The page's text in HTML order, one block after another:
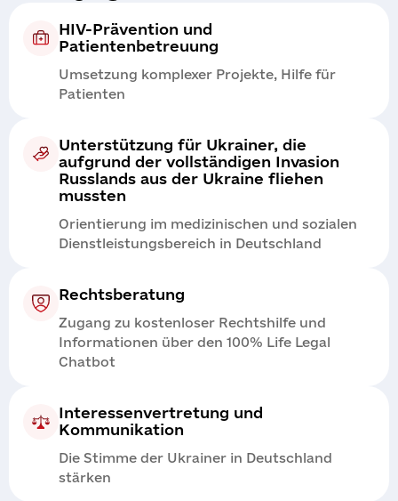
HIV-Prävention und
Patientenbetreuung
Umsetzung komplexer Projekte, Hilfe für
Patienten
Unterstützung für Ukrainer, die
aufgrund der vollständigen Invasion
Russlands aus der Ukraine fliehen
mussten
Orientierung im medizinischen und sozialen
Dienstleistungsbereich in Deutschland
Rechtsberatung
Zugang zu kostenloser Rechtshilfe und
Informationen über den 100% Life Legal
Chatbot
Interessenvertretung und
Kommunikation
Die Stimme der Ukrainer in Deutschland
stärken